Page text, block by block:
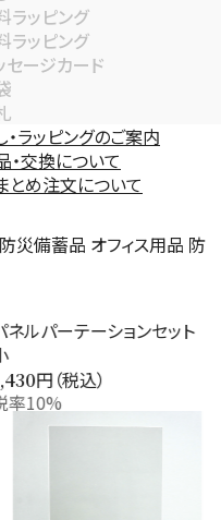
ラッピング
ラッピング
セージカード
・ラッピングのご案内
・交換について
とめ注文について
防災備蓄品 オフィス用品 防
ネルパーテーションセット
円（税込）
率10%